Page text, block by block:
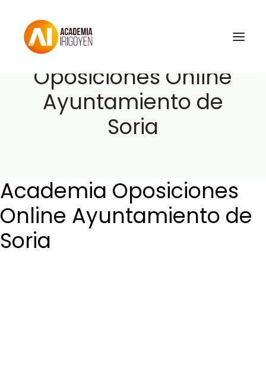
Oposiciones
Preguntas Frecuentes
BuscaOpos 🔎
Academia
Oposiciones Online
Ayuntamiento de
Soria
Academia Oposiciones
Online Ayuntamiento de
Soria